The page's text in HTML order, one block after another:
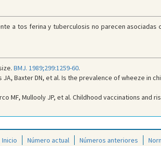
a tos ferina y tuberculosis no parecen
BMJ. 1989;299:1259-60.
JA, Baxter DN, et al. Is the prevalence of wheeze in
MF, Mullooly JP, et al. Childhood vaccinations and
Inicio Número actual Números anteriores